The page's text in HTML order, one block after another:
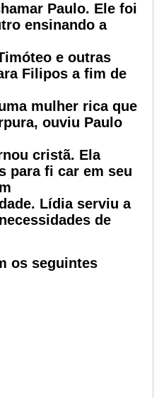
Paulo. Ele foi
ensinando a
e outras
Filipos a fim de
mulher rica que
ouviu Paulo
cristã. Ela
para fi car em seu
Lídia serviu a
de
os seguintes